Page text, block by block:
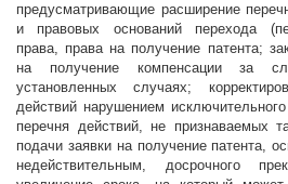
предусматривающие расширение
и правовых оснований перехода
права, права на получение патента;
на получение компенсации за
установленных случаях;
действий нарушением
перечня действий, не признаваемых
подачи заявки на получение патента,
недействительным, досрочного